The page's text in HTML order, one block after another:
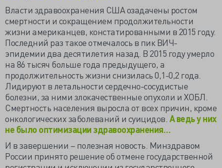
Власти здравоохранения США озадачены ростом
смертности и сокращением продолжительности
жизни американцев, констатированными в 2015 году.
Последний раз такое отмечалось в пик ВИЧ-
эпидемии два десятилетия назад. В 2015 году умерло
на 86 тысяч больше года предыдущего, а
продолжительность жизни снизилась 0,1-0,2 года.
Лидируют в летальности сердечно-сосудистые
болезни, за ними злокачественные опухоли и ХОБЛ.
Смертность населения выросла от всех причин, кроме
онкологических заболеваний и суицидов. А ведь у них
не было оптимизации здравоохранения…
И в завершении – полезная новость. Минздравом
России принято решение об отмене государственной